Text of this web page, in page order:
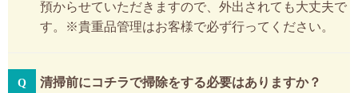
預からせていただきますので、外出されても大丈夫で
す。※貴重品管理はお客様で必ず行ってください。
清掃前にコチラで掃除をする必要はありますか？